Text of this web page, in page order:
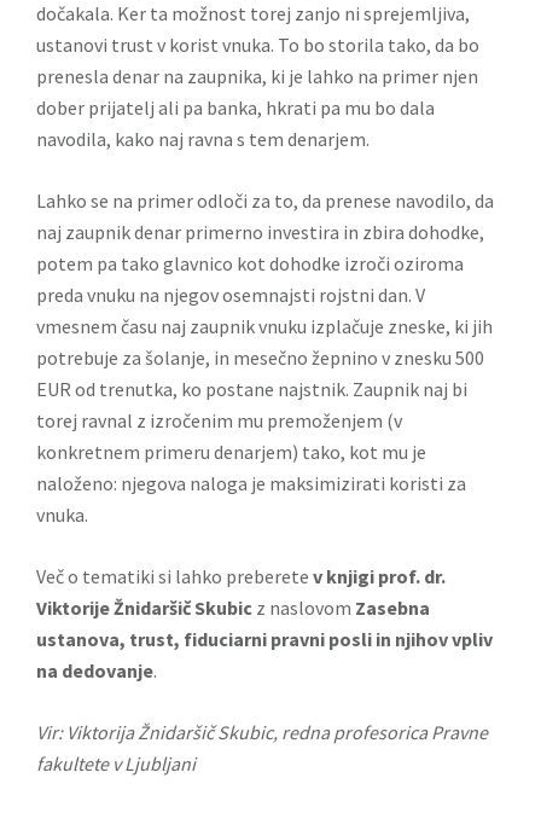
dočakala. Ker ta možnost torej zanjo ni sprejemljiva,
ustanovi trust v korist vnuka. To bo storila tako, da bo
prenesla denar na zaupnika, ki je lahko na primer njen
dober prijatelj ali pa banka, hkrati pa mu bo dala
navodila, kako naj ravna s tem denarjem.
Lahko se na primer odloči za to, da prenese navodilo, da
naj zaupnik denar primerno investira in zbira dohodke,
potem pa tako glavnico kot dohodke izroči oziroma
preda vnuku na njegov osemnajsti rojstni dan. V
vmesnem času naj zaupnik vnuku izplačuje zneske, ki jih
potrebuje za šolanje, in mesečno žepnino v znesku 500
EUR od trenutka, ko postane najstnik. Zaupnik naj bi
torej ravnal z izročenim mu premoženjem (v
konkretnem primeru denarjem) tako, kot mu je
naloženo: njegova naloga je maksimizirati koristi za
vnuka.
Več o tematiki si lahko preberete v knjigi prof. dr.
Viktorije Žnidaršič Skubic z naslovom Zasebna
ustanova, trust, fiduciarni pravni posli in njihov vpliv
na dedovanje.
Vir: Viktorija Žnidaršič Skubic, redna profesorica Pravne
fakultete v Ljubljani